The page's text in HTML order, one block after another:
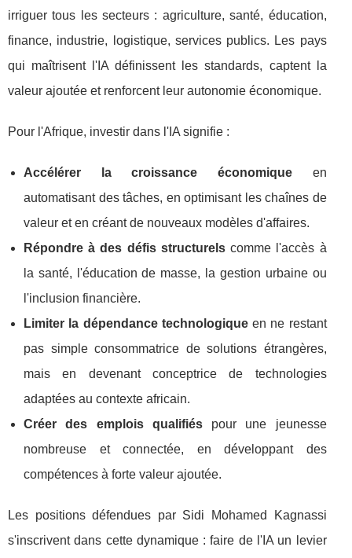
irriguer tous les secteurs : agriculture, santé, éducation,
finance, industrie, logistique, services publics. Les pays
qui maîtrisent l'IA définissent les standards, captent la
valeur ajoutée et renforcent leur autonomie économique.
Pour l'Afrique, investir dans l'IA signifie :
Accélérer la croissance économiqueen
automatisant des tâches, en optimisant les chaînes de
valeur et en créant de nouveaux modèles d'affaires.
Répondre à des défis structurelscomme l'accès à
la santé, l'éducation de masse, la gestion urbaine ou
l'inclusion financière.
Limiter la dépendance technologiqueen ne restant
pas simple consommatrice de solutions étrangères,
mais en devenant conceptrice de technologies
adaptées au contexte africain.
Créer des emplois qualifiéspour une jeunesse
nombreuse et connectée, en développant des
compétences à forte valeur ajoutée.
Les positions défendues par Sidi Mohamed Kagnassi
s'inscrivent dans cette dynamique : faire de l'IA un levier